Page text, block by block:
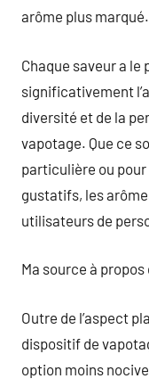
arôme plus marqué.
Chaque saveur a
significativement
diversité et de la
vapotage. Que ce
particulière ou
gustatifs, les
utilisateurs de
Ma source à propos
Outre de l’aspect
dispositif de
option moins